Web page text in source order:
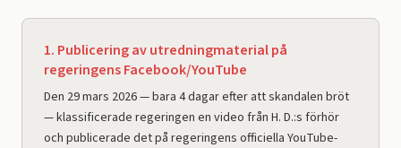
1. Publicering av utredningmaterial på
regeringens Facebook/YouTube
Den 29 mars 2026 — bara 4 dagar efter att skandalen bröt
— klassificerade regeringen en video från H. D.:s förhör
och publicerade det på regeringens officiella YouTube-